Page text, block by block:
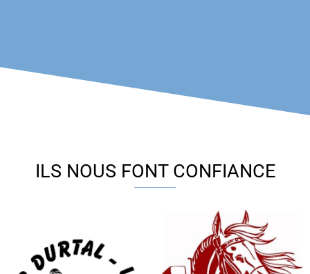
ILS NOUS FONT CONFIANCE